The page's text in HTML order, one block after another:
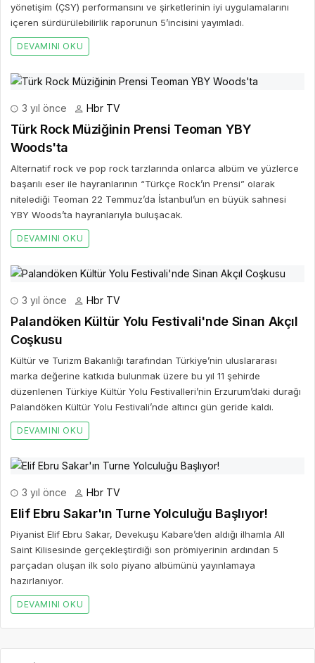
yönetişim (ÇSY) performansını ve şirketlerinin iyi uygulamalarını
içeren sürdürülebilirlik raporunun 5’incisini yayımladı.
DEVAMINI OKU
3 yıl önce Hbr TV
Türk Rock Müziğinin Prensi Teoman YBY
Woods'ta
Alternatif rock ve pop rock tarzlarında onlarca albüm ve yüzlerce
başarılı eser ile hayranlarının “Türkçe Rock’ın Prensi” olarak
nitelediği Teoman 22 Temmuz’da İstanbul’un en büyük sahnesi
YBY Woods’ta hayranlarıyla buluşacak.
DEVAMINI OKU
3 yıl önce Hbr TV
Palandöken Kültür Yolu Festivali'nde Sinan Akçıl
Coşkusu
Kültür ve Turizm Bakanlığı tarafından Türkiye’nin uluslararası
marka değerine katkıda bulunmak üzere bu yıl 11 şehirde
düzenlenen Türkiye Kültür Yolu Festivalleri’nin Erzurum’daki durağı
Palandöken Kültür Yolu Festivali’nde altıncı gün geride kaldı.
DEVAMINI OKU
3 yıl önce Hbr TV
Elif Ebru Sakar'ın Turne Yolculuğu Başlıyor!
Piyanist Elif Ebru Sakar, Devekuşu Kabare’den aldığı ilhamla All
Saint Kilisesinde gerçekleştirdiği son prömiyerinin ardından 5
parçadan oluşan ilk solo piyano albümünü yayınlamaya
hazırlanıyor.
DEVAMINI OKU